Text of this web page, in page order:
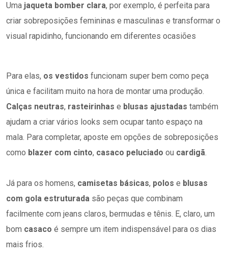
Uma jaqueta bomber clara, por exemplo, é perfeita para
criar sobreposições femininas e masculinas e transformar o
visual rapidinho, funcionando em diferentes ocasiões
Para elas, os vestidos funcionam super bem como peça
única e facilitam muito na hora de montar uma produção.
Calças neutras, rasteirinhas e blusas ajustadas também
ajudam a criar vários looks sem ocupar tanto espaço na
mala. Para completar, aposte em opções de sobreposições
como blazer com cinto, casaco peluciado ou cardigã.
Já para os homens, camisetas básicas, polos e blusas
com gola estruturada são peças que combinam
facilmente com jeans claros, bermudas e tênis. E, claro, um
bom casaco é sempre um item indispensável para os dias
mais frios.